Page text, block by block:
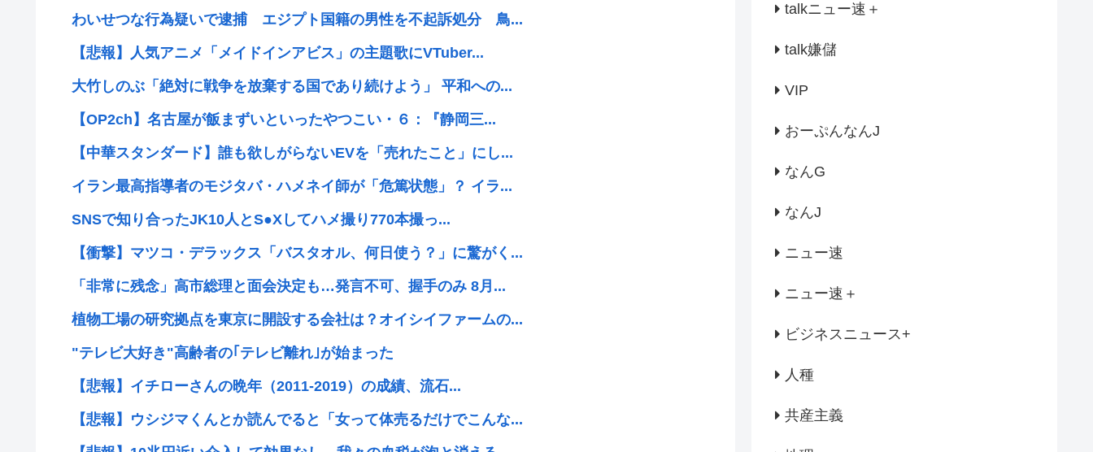
わいせつな行為疑いで逮捕 エジプト国籍の男性を不起訴処分 鳥...
【悲報】人気アニメ「メイドインアビス」の主題歌にVTuber...
大竹しのぶ「絶対に戦争を放棄する国であり続けよう」 平和への...
【OP2ch】名古屋が飯まずいといったやつこい・６：『静岡三...
【中華スタンダード】誰も欲しがらないEVを「売れたこと」にし...
イラン最高指導者のモジタバ・ハメネイ師が「危篤状態」？ イラ...
SNSで知り合ったJK10人とS●Xしてハメ撮り770本撮っ...
【衝撃】マツコ・デラックス「バスタオル、何日使う？」に驚がく...
「非常に残念」高市総理と面会決定も…発言不可、握手のみ 8月...
植物工場の研究拠点を東京に開設する会社は？オイシイファームの...
"テレビ大好き"高齢者の｢テレビ離れ｣が始まった
【悲報】イチローさんの晩年（2011-2019）の成績、流石...
【悲報】ウシジマくんとか読んでると「女って体売るだけでこんな...
talkニュー速＋
talk嫌儲
VIP
おーぷんなんJ
なんG
なんJ
ニュー速
ニュー速＋
ビジネスニュース+
人種
共産主義